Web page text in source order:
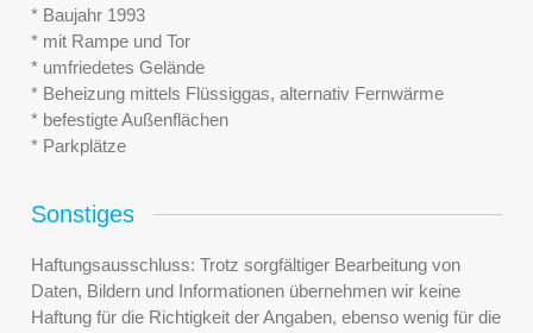
* Baujahr 1993
* mit Rampe und Tor
* umfriedetes Gelände
* Beheizung mittels Flüssiggas, alternativ Fernwärme
* befestigte Außenflächen
* Parkplätze
Sonstiges
Haftungsausschluss: Trotz sorgfältiger Bearbeitung von
Daten, Bildern und Informationen übernehmen wir keine
Haftung für die Richtigkeit der Angaben, ebenso wenig für die